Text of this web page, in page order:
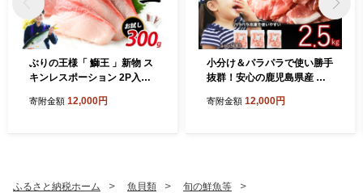
ぶりの王様「 鰤王 」新物 ス
キンレスポーション 2P入り
ぶりしゃぶ たたき 産地直送
寄附金額 12,000円
小分け＆パラパラで使い勝手
抜群！安心の鹿児島県産 豚
0g×5P) 訳あり 小間切れ 小分
寄附金額 12,000円
ふるさと納税ホーム 魚貝類
旬の鮮魚等